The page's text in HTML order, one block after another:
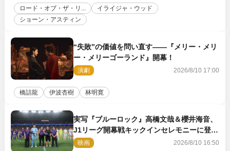
ロード・オブ・ザ・リ...
イライジャ・ウッド
ショーン・アスティン
“失敗”の価値を問い直す――『メリー・メリ
ー・メリーゴーランド』開幕！
演劇 2026/8/10 17:00
橋詰龍 伊波杏樹 林明寛
実写『ブルーロック』高橋文哉＆櫻井海音、
J1リーグ開幕戦キックインセレモニーに登場
＆喜びの声到着
映画 2026/8/10 16:50